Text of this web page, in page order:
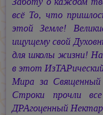
всё То, что
этой Земле!
ищущему свой
для школы жизни!
в этот
Мира за
Строки прочли
ДРАгоценный